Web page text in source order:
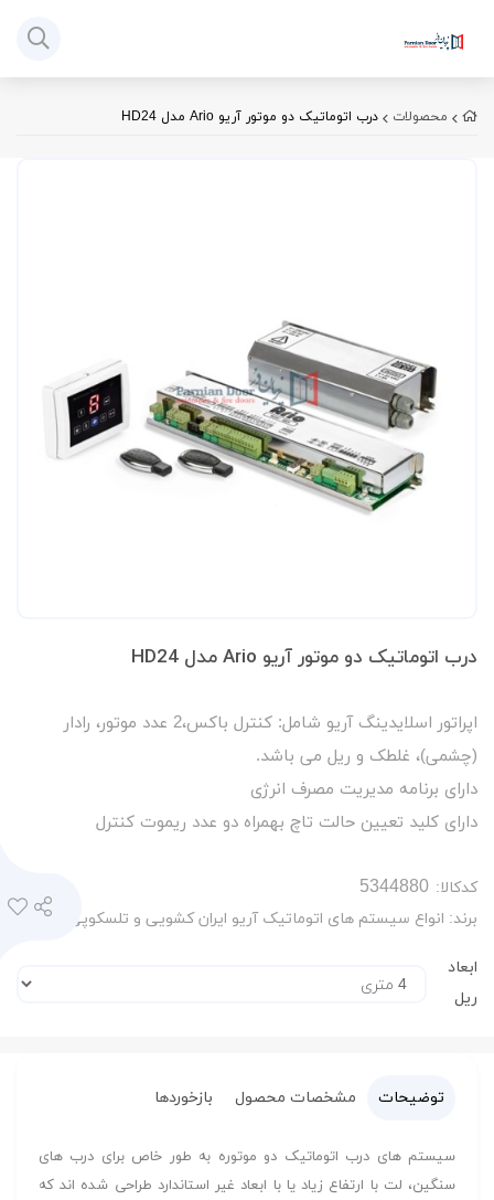
محصولات درب اتوماتیک دو موتور آریو Ario مدل HD24
درب اتوماتیک دو موتور آریو Ario مدل HD24
اپراتور اسلایدینگ آریو شامل: کنترل باکس،2 عدد موتور، رادار
(چشمی)، غلطک و ریل می باشد.
دارای برنامه مدیریت مصرف انرژی
دارای کلید تعیین حالت تاچ بهمراه دو عدد ریموت کنترل
کدکالا:
برند: انواع سیستم های اتوماتیک آریو ایران کشویی و تلسکوپی
ابعاد
ریل
توضیحات مشخصات محصول بازخوردها
سیستم های درب اتوماتیک دو موتوره به طور خاص برای درب های
سنگین، لت با ارتفاع زیاد یا با ابعاد غیر استاندارد طراحی شده اند که